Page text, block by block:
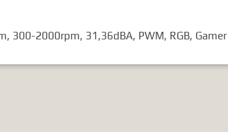
300-2000rpm, 31,36dBA, PWM, RGB, Gamer